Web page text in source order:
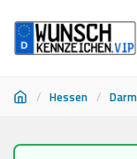
/ Hessen /